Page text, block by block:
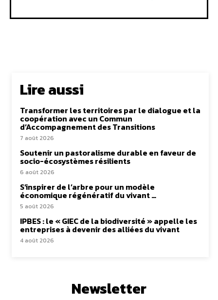
Lire aussi
Transformer les territoires par le dialogue et la
coopération avec un Commun
d’Accompagnement des Transitions
7 août 2026
Soutenir un pastoralisme durable en faveur de
socio-écosystèmes résilients
6 août 2026
S’inspirer de l’arbre pour un modèle
économique régénératif du vivant …
5 août 2026
IPBES : le « GIEC de la biodiversité » appelle les
entreprises à devenir des alliées du vivant
4 août 2026
Newsletter